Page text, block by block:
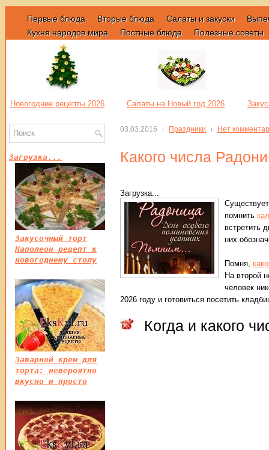
Первые блюда Вторые блюда Салаты и закуски
Кухня народов мира
Постные блюда Полезные советы
Новогодние рецепты 2026 Салаты на Новый год 2026
03.03.2016 Праздники Нет
Какого числа
Загрузка...
помнить
встретить
них
Помня,
На второй
человек
2026 году и готовиться посетить
Когда и какого
Загрузка...
Закусочный торт
Наполеон рецепт к
новогоднему столу
Заварной крем для
торта: невероятно
вкусно и просто